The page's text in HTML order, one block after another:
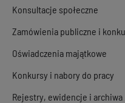
Konsultacje społeczne
Zamówienia publiczne i
Oświadczenia majątkowe
Konkursy i nabory do pracy
Rejestry, ewidencje i archiwa